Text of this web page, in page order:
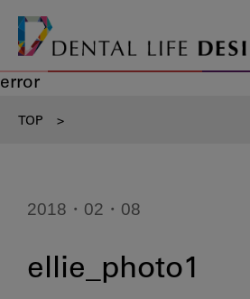
error
TOP >
2018・02・08
ellie_photo1